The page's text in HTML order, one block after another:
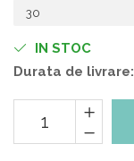
IN STOC
Durata de livrare: